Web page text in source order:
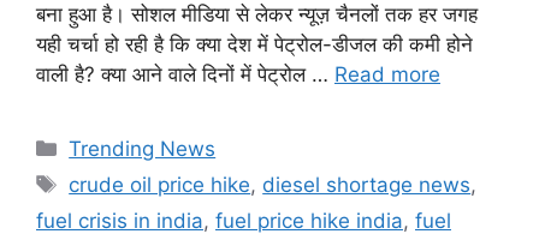
बना हुआ है। सोशल मीडिया से लेकर न्यूज़ चैनलों तक हर जगह
यही चर्चा हो रही है कि क्या देश में पेट्रोल-डीजल की कमी होने
वाली है? क्या आने वाले दिनों में पेट्रोल … Read more
Categories
Trending News
Tags
crude oil price hike, diesel shortage news,
fuel crisis in india, fuel price hike india, fuel